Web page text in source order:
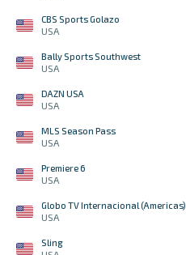
CBS Sports Golazo
USA
Bally Sports Southwest
USA
DAZN USA
USA
MLS Season Pass
USA
Premiere 6
USA
Globo TV Internacional (Americas)
USA
Sling